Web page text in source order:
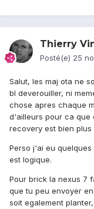
Thierry
Posté(e) 25
Salut, les maj ota ne
bl deverouiller, ni
chose apres chaque
d'ailleurs pour ca que
recovery est bien plus
Perso j'ai eu
est logique.
Pour brick la nexus 7
que tu peu envoyer
soit egalement